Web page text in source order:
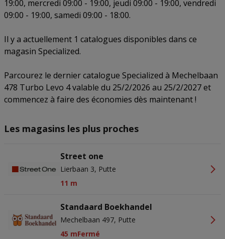
19:00, mercredi 09:00 - 19:00, jeudi 09:00 - 19:00, vendredi
09:00 - 19:00, samedi 09:00 - 18:00.
Il y a actuellement 1 catalogues disponibles dans ce
magasin Specialized.
Parcourez le dernier catalogue Specialized à Mechelbaan
478 Turbo Levo 4 valable du 25/2/2026 au 25/2/2027 et
commencez à faire des économies dès maintenant !
Les magasins les plus proches
Street one
Lierbaan 3, Putte
11 m
Standaard Boekhandel
Mechelbaan 497, Putte
45 mFermé
en/of openen. Gepersonaliseerde advertenties en content,
advertentie- en contentmetingen, doelgroepenonderzoek en